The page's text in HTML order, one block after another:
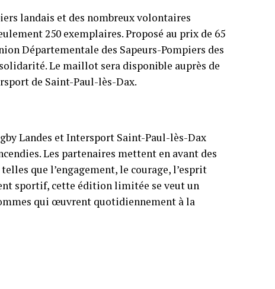
landais et des nombreux volontaires
250 exemplaires. Proposé au prix de 65
Départementale des Sapeurs-Pompiers des
Le maillot sera disponible auprès de
de Saint-Paul-lès-Dax.
Landes et Intersport Saint-Paul-lès-Dax
Les partenaires mettent en avant des
que l’engagement, le courage, l’esprit
sportif, cette édition limitée se veut un
qui œuvrent quotidiennement à la